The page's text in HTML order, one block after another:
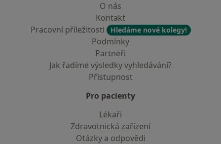
O nás
Kontakt
Pracovní příležitosti
Hledáme nové kolegy!
Podmínky
Partneři
Jak řadíme výsledky vyhledávání?
Přístupnost
Pro pacienty
Lékaři
Zdravotnická zařízení
Otázky a odpovědi